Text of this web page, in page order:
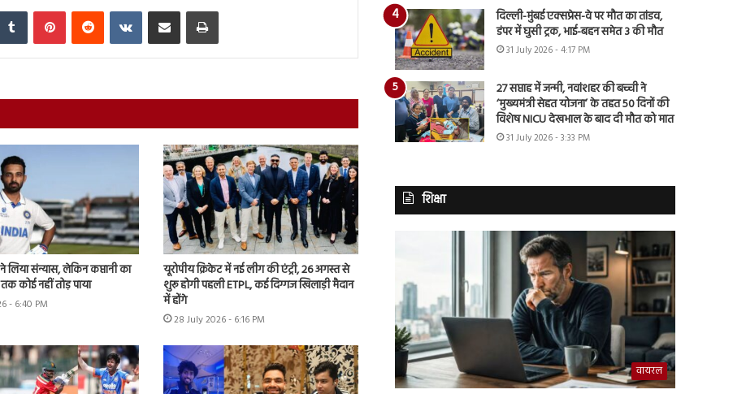
Tumblr PinterestReddit VKontakteShare via Email Print
लिया संन्यास, लेकिन कप्तानी का
कोई नहीं तोड़ पाया
- 6:40 PM
यूरोपीय क्रिकेट में नई लीग की एंट्री, 26 अगस्त से
शुरू होगी पहली ETPL, कई दिग्गज खिलाड़ी मैदान
में होंगे
28 July 2026 - 6:16 PM
दिल्ली-मुंबई एक्सप्रेस-वे पर मौत का तांडव,
डंपर में घुसी ट्रक, भाई-बहन समेत 3 की मौत
31 July 2026 - 4:17 PM
27 सप्ताह में जन्मी, नवांशहर की बच्ची ने
‘मुख्यमंत्री सेहत योजना’ के तहत 50 दिनों की
विशेष NICU देखभाल के बाद दी मौत को मात
31 July 2026 - 3:33 PM
शिक्षा
वायरल